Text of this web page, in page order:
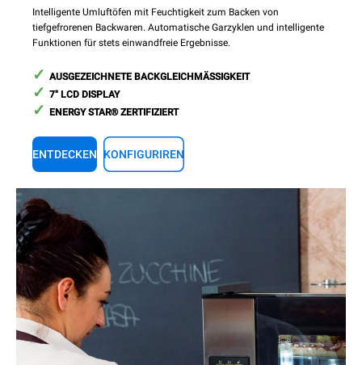
Intelligente Umluftöfen mit Feuchtigkeit zum Backen von
tiefgefrorenen Backwaren. Automatische Garzyklen und intelligente
Funktionen für stets einwandfreie Ergebnisse.
AUSGEZEICHNETE BACKGLEICHMÄSSIGKEIT
7" LCD DISPLAY
ENERGY STAR® ZERTIFIZIERT
ENTDECKEN KONFIGURIREN